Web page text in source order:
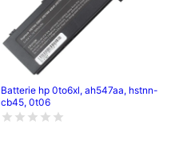
Batterie hp 0to6xl, ah547aa, hstnn-
cb45, 0t06